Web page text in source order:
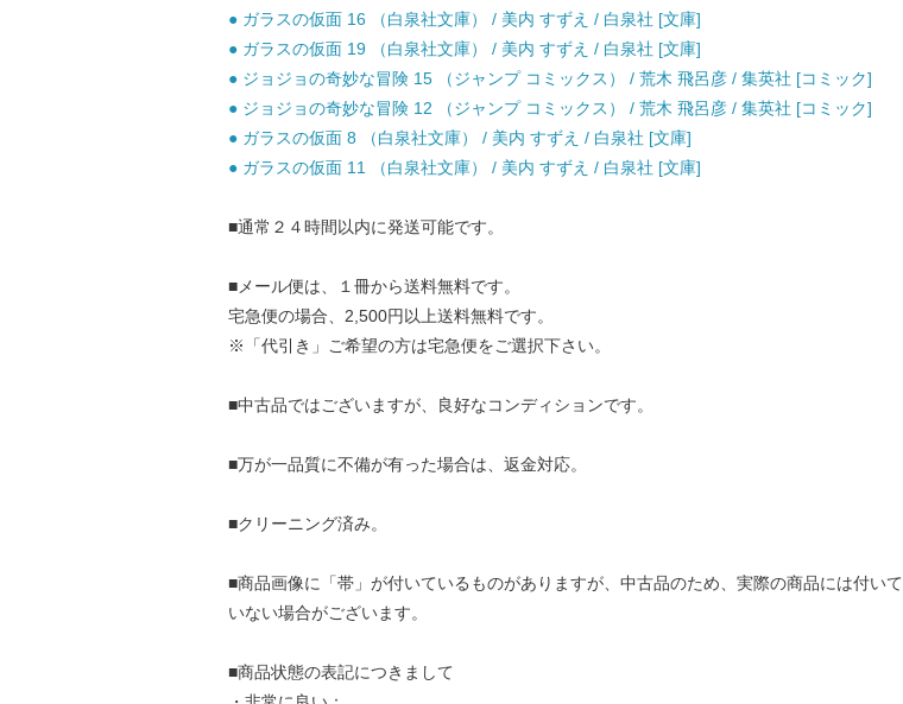
● ガラスの仮面 16 （白泉社文庫） / 美内 すずえ / 白泉社 [文庫]
● ガラスの仮面 19 （白泉社文庫） / 美内 すずえ / 白泉社 [文庫]
● ジョジョの奇妙な冒険 15 （ジャンプ コミックス） / 荒木 飛呂彦 / 集英社 [コミック]
● ジョジョの奇妙な冒険 12 （ジャンプ コミックス） / 荒木 飛呂彦 / 集英社 [コミック]
● ガラスの仮面 8 （白泉社文庫） / 美内 すずえ / 白泉社 [文庫]
● ガラスの仮面 11 （白泉社文庫） / 美内 すずえ / 白泉社 [文庫]
■通常２４時間以内に発送可能です。
■メール便は、１冊から送料無料です。
宅急便の場合、2,500円以上送料無料です。
※「代引き」ご希望の方は宅急便をご選択下さい。
■中古品ではございますが、良好なコンディションです。
■万が一品質に不備が有った場合は、返金対応。
■クリーニング済み。
■商品画像に「帯」が付いているものがありますが、中古品のため、実際の商品には付いて
いない場合がございます。
■商品状態の表記につきまして